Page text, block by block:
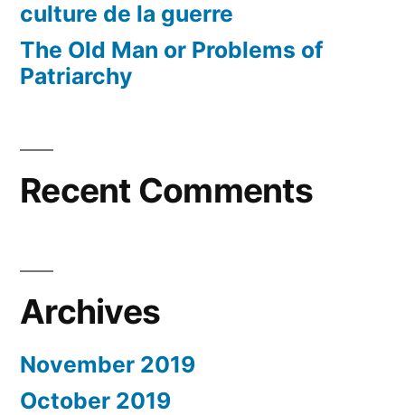
culture de la guerre
The Old Man or Problems of
Patriarchy
Recent Comments
Archives
November 2019
October 2019